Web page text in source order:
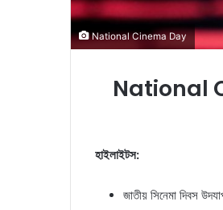
National Cinema Day
National
হাইলাইটস:
জাতীয় সিনেমা দিবস